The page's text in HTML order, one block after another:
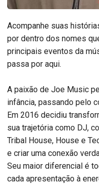
Acompanhe suas
por dentro dos nomes
principais eventos da
passa por aqui.
A paixão de Joe Music
infância, passando pelo
Em 2016 decidiu
sua trajetória como DJ,
Tribal House, House e
e criar uma conexão
Seu maior diferencial é
cada apresentação à